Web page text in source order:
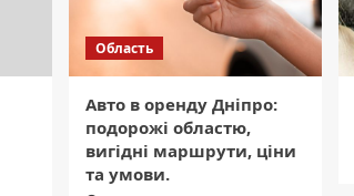
Область
Авто в оренду Дніпро:
подорожі областю,
вигідні маршрути, ціни
та умови.